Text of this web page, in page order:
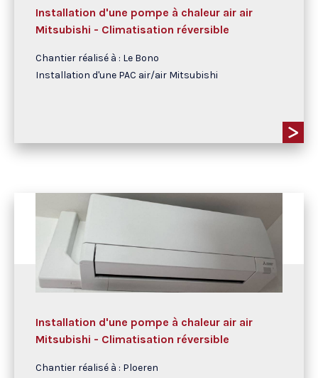
Installation d'une pompe à chaleur air air
Mitsubishi - Climatisation réversible
Chantier réalisé à : Le Bono
Installation d'une PAC air/air Mitsubishi
Installation d'une pompe à chaleur air air
Mitsubishi - Climatisation réversible
Chantier réalisé à : Ploeren